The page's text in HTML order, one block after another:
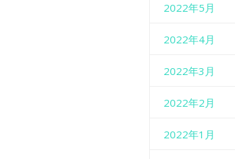
2022年5月
2022年4月
2022年3月
2022年2月
2022年1月